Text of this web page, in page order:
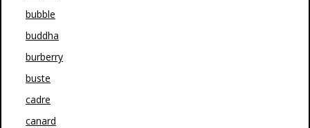
bubble
buddha
burberry
buste
cadre
canard